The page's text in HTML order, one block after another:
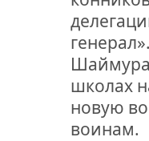
школах
новую
воинам.